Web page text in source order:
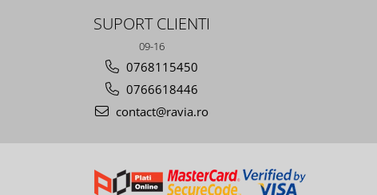
SUPORT CLIENTI
09-16
0768115450
0766618446
contact@ravia.ro